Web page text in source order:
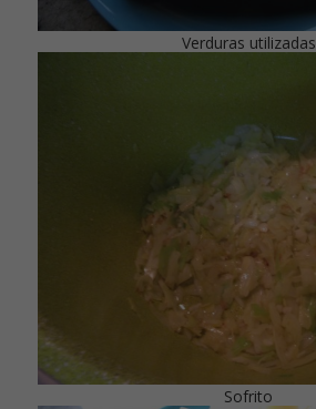
Verduras utilizadas
Sofrito